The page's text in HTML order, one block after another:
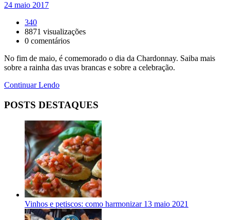
24 maio 2017
340
8871 visualizações
0 comentários
No fim de maio, é comemorado o dia da Chardonnay. Saiba mais
sobre a rainha das uvas brancas e sobre a celebração.
Continuar Lendo
POSTS DESTAQUES
Vinhos e petiscos: como harmonizar 13 maio 2021